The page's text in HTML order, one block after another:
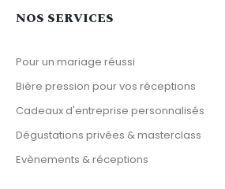
NOS SERVICES
Pour un mariage réussi
Bière pression pour vos réceptions
Cadeaux d'entreprise personnalisés
Dégustations privées & masterclass
Evènements & réceptions